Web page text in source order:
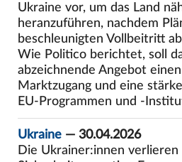
Ukraine vor, um das Land
heranzuführen, nachdem
beschleunigten Vollbeitritt
Wie Politico berichtet, soll
abzeichnende Angebot
Marktzugang und eine
EU-Programmen und -
Ukraine— 30.04.2026
Die Ukrainer:innen